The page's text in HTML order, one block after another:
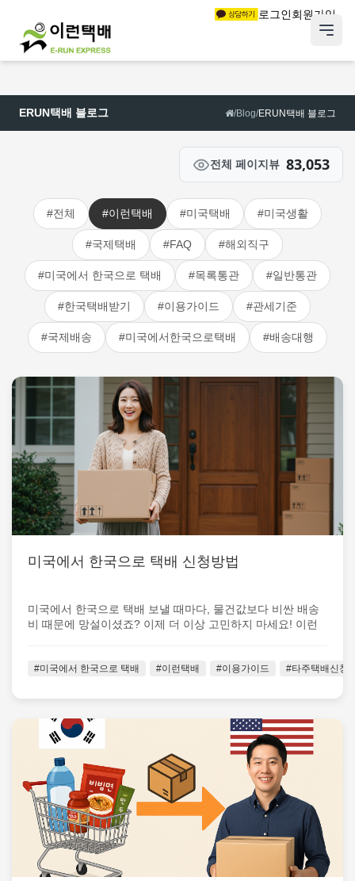
로그인회원가입
ERUN택배 블로그 /Blog/ERUN택배 블로그
전체 페이지뷰 83,053
#전체 #이런택배 #미국택배 #미국생활
#국제택배 #FAQ #해외직구
#미국에서 한국으로 택배 #목록통관 #일반통관
#한국택배받기 #이용가이드 #관세기준
#국제배송 #미국에서한국으로택배 #배송대행
미국에서 한국으로 택배 신청방법
미국에서 한국으로 택배 보낼 때마다, 물건값보다 비싼 배송
비 때문에 망설이셨죠? 이제 더 이상 고민하지 마세요! 이런
#미국에서 한국으로 택배 #이런택배 #이용가이드 #타주택배신청